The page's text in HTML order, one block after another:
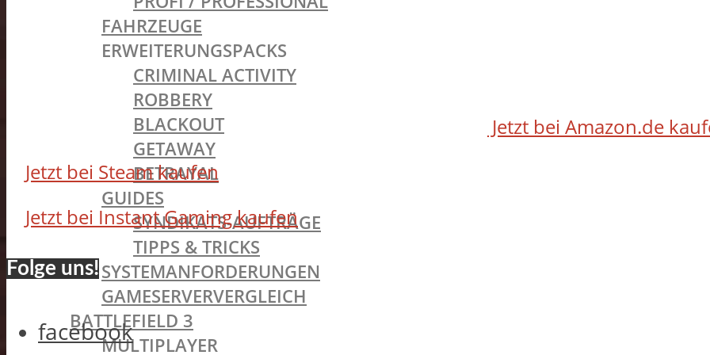
FAHRZEUGE
ERWEITERUNGSPACKS
CRIMINAL ACTIVITY
ROBBERY
BLACKOUT
GETAWAY
BETRAYAL
GUIDES
SYNDIKATS-AUFTRÄGE
TIPPS & TRICKS
SYSTEMANFORDERUNGEN
GAMESERVERVERGLEICH
BATTLEFIELD 3
MULTIPLAYER
Jetzt bei Amazon.de
Jetzt bei Steam kaufen
Jetzt bei Instant Gaming kaufen
Folge uns!
facebook